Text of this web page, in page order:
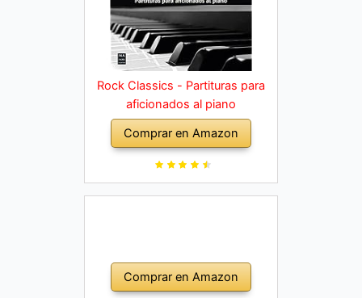
Rock Classics - Partituras para
aficionados al piano
Comprar en Amazon
Comprar en Amazon